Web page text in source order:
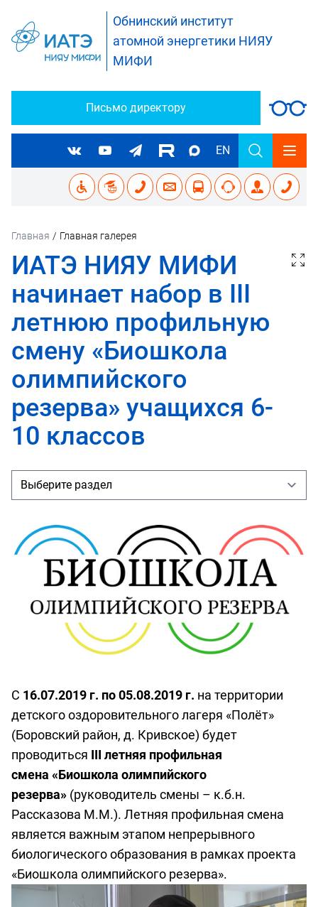
Обнинский институт
атомной энергетики НИЯУ
МИФИ
Письмо директору
EN
Главная / Главная галерея
ИАТЭ НИЯУ МИФИ
начинает набор в III
летнюю профильную
смену «Биошкола
олимпийского
резерва» учащихся 6-
10 классов
С 16.07.2019 г. по 05.08.2019 г. на территории
детского оздоровительного лагеря «Полёт»
(Боровский район, д. Кривское) будет
проводиться III летняя профильная
смена «Биошкола олимпийского
резерва» (руководитель смены – к.б.н.
Рассказова М.М.). Летняя профильная смена
является важным этапом непрерывного
биологического образования в рамках проекта
«Биошкола олимпийского резерва».